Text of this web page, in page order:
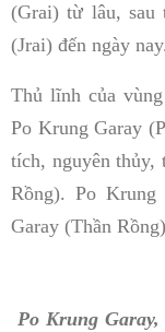
(Grai) từ lâu, sau
(Jrai) đến ngày nay.
Thủ lĩnh của
Po Krung Garay
tích, nguyên thủy,
Rồng). Po
Garay (Thần
Po Krung